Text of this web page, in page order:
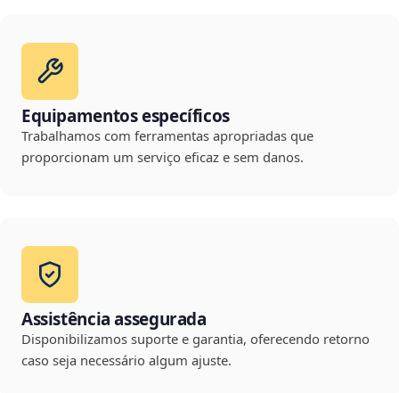
Equipamentos específicos
Trabalhamos com ferramentas apropriadas que
proporcionam um serviço eficaz e sem danos.
Assistência assegurada
Disponibilizamos suporte e garantia, oferecendo retorno
caso seja necessário algum ajuste.